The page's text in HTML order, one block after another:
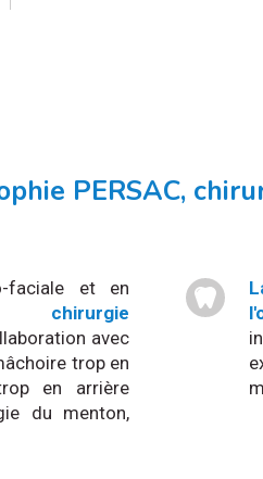
PERSAC,
faciale et en
chirurgie
avec
trop en
en arrière
du menton,